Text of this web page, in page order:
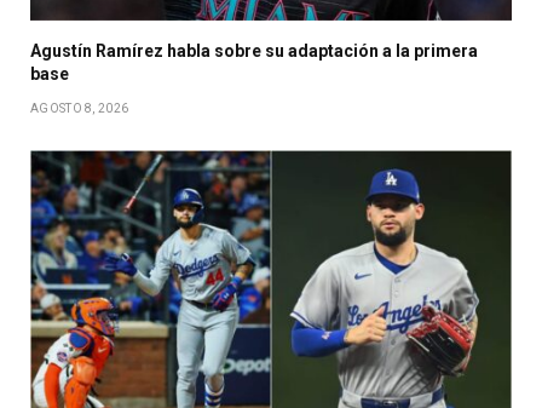
Agustín Ramírez habla sobre su adaptación a la primera
base
AGOSTO 8, 2026